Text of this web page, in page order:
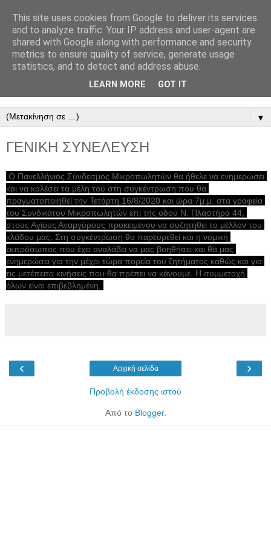
ΠΑΝΕΛΛΗΝΙΟΣ
ΣΥΝΔΕΣΜΟΣ
ΜΙΚΡΟΠΩΛΗΤΩΝ
▼
ΓΕΝΙΚΗ ΣΥΝΕΛΕΥΣΗ
Ο Πανελλήνιος Σύνδεσμος Μικροπωλητών θα ήθελε να ενημερώσει
και να καλέσει τα μέλη του στη συγκέντρωση που θα
πραγματοποιηθεί την Τετάρτη 16/8/2020 και ώρα 7μ.μ. στα γραφεία
του Συνδικάτου Μικροπωλητών επί της οδού Ν. Πλαστήρα 44,
στους Αγίους Αναργύρους προκειμένου να συζητηθεί το μέλλον του
κλάδου μας. Στη συγκέντρωση θα παρευρεθεί και η νομική
εκπρόσωπος που έχει αναλάβει να μας βοηθήσει και θα μας
ενημερώσει για την μέχρι τώρα πορεία του ζητήματος καθώς και για
τις μετέπειτα κινήσεις που θα πρέπει να κάνουμε. Η συμμετοχή
όλων είναι επιβεβλημένη.
‹ ›
Αρχική σελίδα
Προβολή έκδοσης ιστού
Από το Blogger.
This site uses cookies from Google to deliver its services
and to analyze traffic. Your IP address and user-agent are
shared with Google along with performance and security
metrics to ensure quality of service, generate usage
statistics, and to detect and address abuse.
LEARN MORE GOT IT